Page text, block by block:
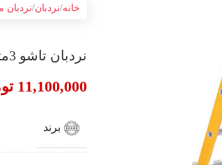
خانه نردبان نردبان
نردبان تاشو 3متری استرانگ(2تکه)
11,100,000
برند